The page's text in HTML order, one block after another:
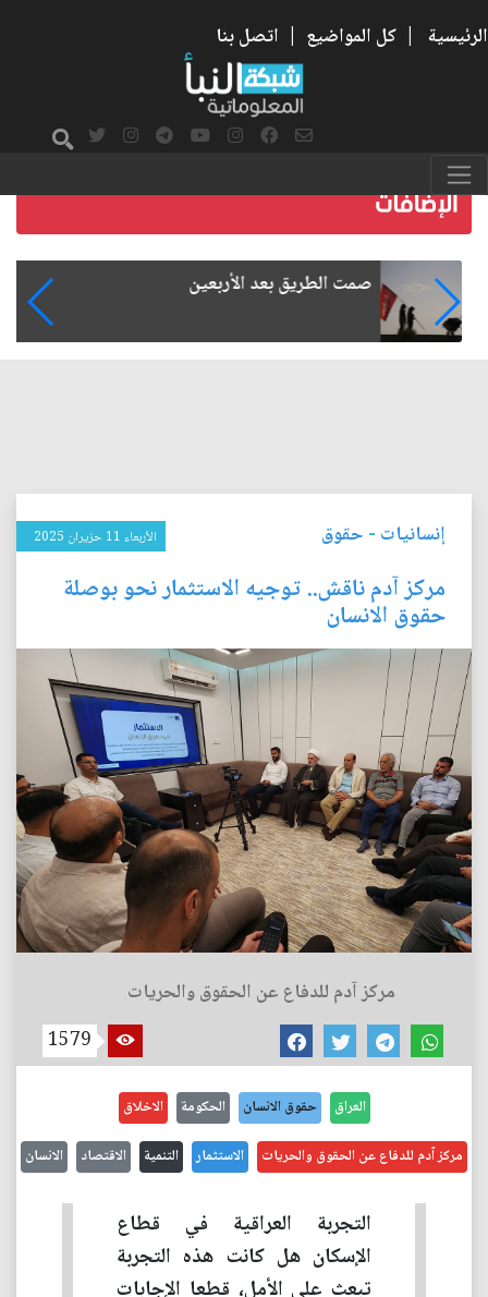
الرئيسية | كل المواضيع | اتصل بنا
صمت الطريق بعد الأربعين
إنسانيات - حقوق الأربعاء 11 حزيران 2025
مركز آدم ناقش.. توجيه الاستثمار نحو بوصلة
حقوق الانسان
مركز آدم للدفاع عن الحقوق والحريات
1579
العراق حقوق الانسان الحكومة الاخلاق
مركز آدم للدفاع عن الحقوق والحريات الاستثمار التنمية الاقتصاد الانسان
التجربة العراقية في قطاع
الإسكان هل كانت هذه التجربة